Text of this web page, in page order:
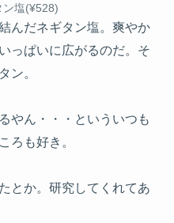
ン塩(¥528)
んだネギタン塩。爽やか
っぱいに広がるのだ。そ
ン。
やん・・・といういつも
ろも好き。
とか。研究してくれてあ